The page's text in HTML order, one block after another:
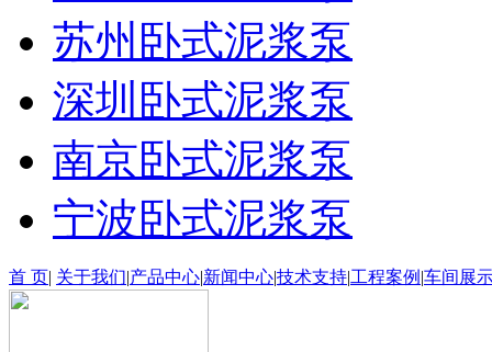
苏州卧式泥浆泵
深圳卧式泥浆泵
南京卧式泥浆泵
宁波卧式泥浆泵
首 页| 关于我们|产品中心|新闻中心|技术支持|工程案例 |车间展